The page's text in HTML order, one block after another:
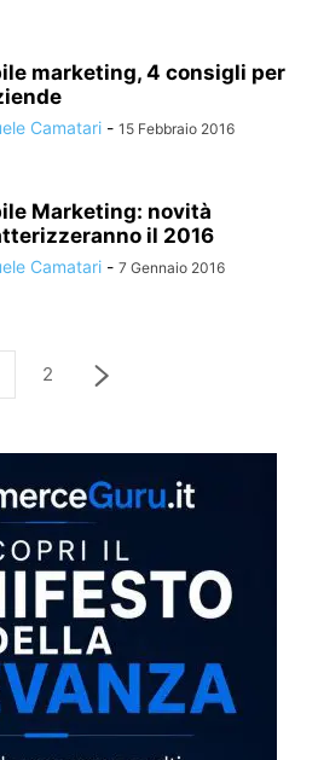
marketing, 4 consigli per
Camatari - 15 Febbraio 2016
Marketing: novità
il 2016
Camatari - 7 Gennaio 2016
2